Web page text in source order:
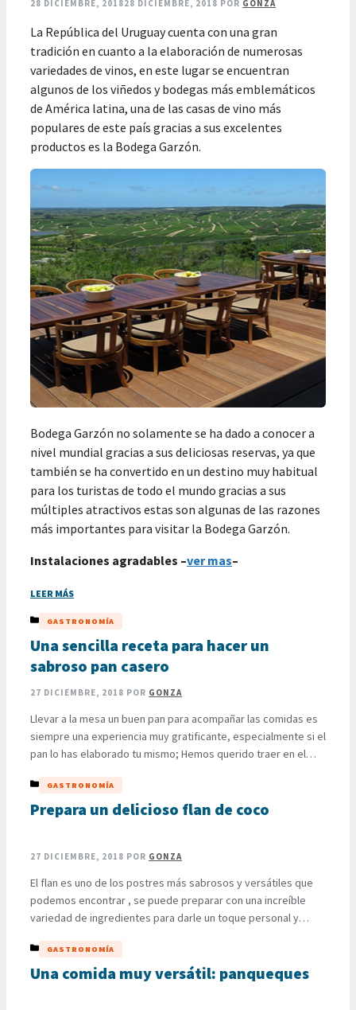
28 DICIEMBRE, 201828 DICIEMBRE, 2018 POR GONZA
La República del Uruguay cuenta con una gran
tradición en cuanto a la elaboración de numerosas
variedades de vinos, en este lugar se encuentran
algunos de los viñedos y bodegas más emblemáticos
de América latina, una de las casas de vino más
populares de este país gracias a sus excelentes
productos es la Bodega Garzón.
Bodega Garzón no solamente se ha dado a conocer a
nivel mundial gracias a sus deliciosas reservas, ya que
también se ha convertido en un destino muy habitual
para los turistas de todo el mundo gracias a sus
múltiples atractivos estas son algunas de las razones
más importantes para visitar la Bodega Garzón.
Instalaciones agradables –ver mas–
LEER MÁS
CATEGORÍAS
GASTRONOMÍA
Una sencilla receta para hacer un
sabroso pan casero
27 DICIEMBRE, 2018 POR GONZA
Llevar a la mesa un buen pan para acompañar las comidas es
siempre una experiencia muy gratificante, especialmente si el
pan lo has elaborado tu mismo; Hemos querido traer en el
harina todo uso. Al prepararlo se obtendrá una deliciosa
hogaza con poco amasado y levado, …LEER MÁS
CATEGORÍAS
GASTRONOMÍA
Prepara un delicioso flan de coco
27 DICIEMBRE, 2018 POR GONZA
El flan es uno de los postres más sabrosos y versátiles que
podemos encontrar , se puede preparar con una increíble
variedad de ingredientes para darle un toque personal y
preparar un delicioso flan de coco con el que podrás
sorprender a tua familia a …LEER MÁS
CATEGORÍAS
GASTRONOMÍA
Una comida muy versátil: panqueques